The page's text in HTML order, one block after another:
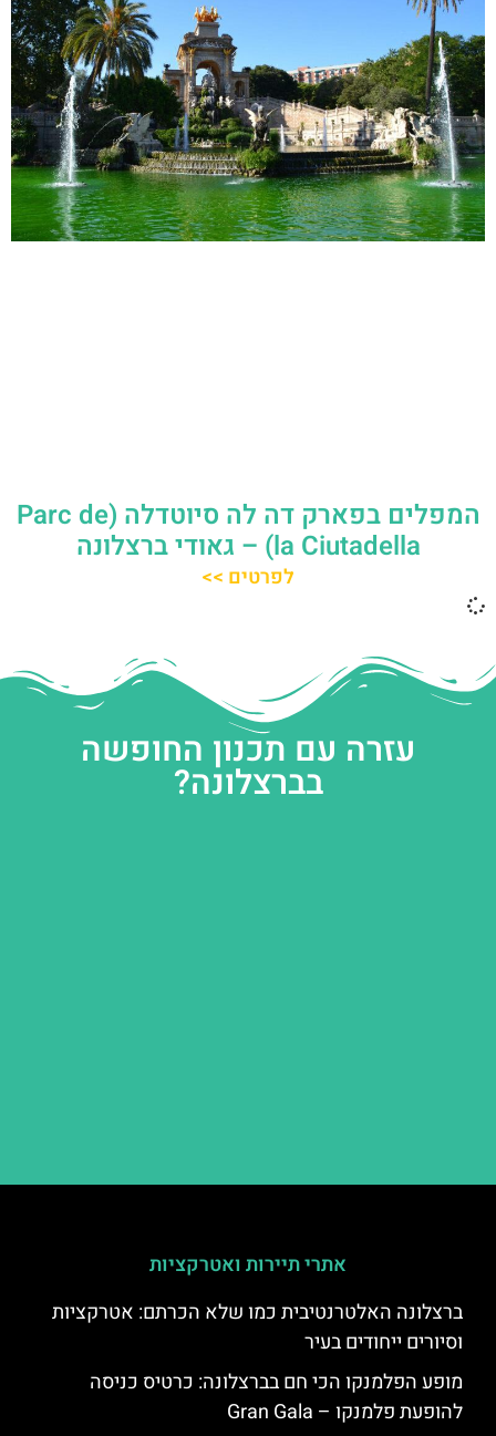
המפלים בפארק דה לה סיוטדלה (Parc de
la Ciutadella) – גאודי ברצלונה
לפרטים >>
עזרה עם תכנון החופשה
בברצלונה?
אתרי תיירות ואטרקציות
ברצלונה האלטרנטיבית כמו שלא הכרתם: אטרקציות
וסיורים ייחודים בעיר
מופע הפלמנקו הכי חם בברצלונה: כרטיס כניסה
להופעת פלמנקו – Gran Gala